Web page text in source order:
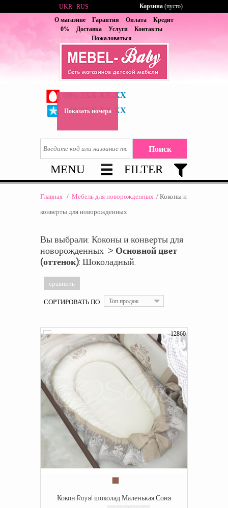
О магазине Гарантия Оплата
Кредит
0%
Доставка Услуги
Контакты
Пожаловаться
2XX-XX-XX
(067) 6XX-XX-XX
Показать номера
UKR RUS Корзина (пусто)
MENU FILTER
Главная / Мебель для новорожденных / Коконы и
конверты для новорожденных
Вы выбрали: Коконы и конверты для
новорожденных > Основной цвет
(оттенок): Шоколадный.
СОРТИРОВАТЬ ПО Топ продаж
12860
Кокон Royal шоколад Маленькая Соня